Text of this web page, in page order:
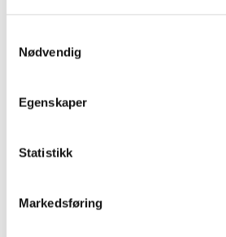
Nødvendig
Egenskaper
Statistikk
Markedsføring
Er det mulig å anmelde
Utsatt som barn, utøver
Er du innvandrer og
kan gi hjelp og veiledning.